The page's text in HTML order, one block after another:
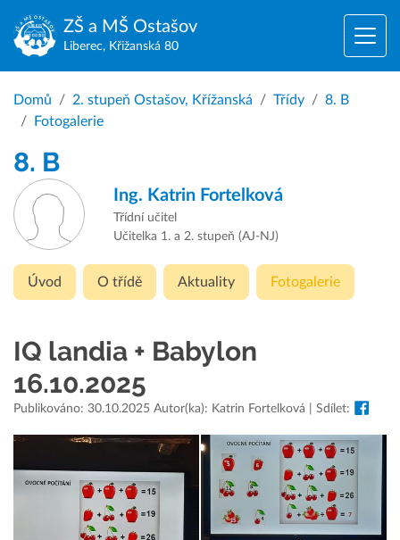
ZŠ a MŠ Ostašov
Liberec, Křižanská 80
Domů 2. stupeň Ostašov, Křížanská Třídy
8. B
Fotogalerie
8. B
Ing. Katrin Fortelková
Třídní učitel
Učitelka 1. a 2. stupeň (AJ-NJ)
Úvod O třídě Aktuality Fotogalerie
IQ landia + Babylon
16.10.2025
Publikováno: 30.10.2025 Autor(ka): Katrin Fortelková | Sdílet: